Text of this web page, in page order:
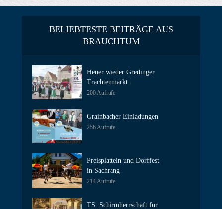
BELIEBTESTE BEITRÄGE AUS
BRAUCHTUM
Heuer wieder Gredinger
Trachtenmarkt
200 Aufrufe
Grainbacher Einladungen
256 Aufrufe
Preisplatteln und Dorffest
in Sachrang
214 Aufrufe
TS: Schirmherrschaft für